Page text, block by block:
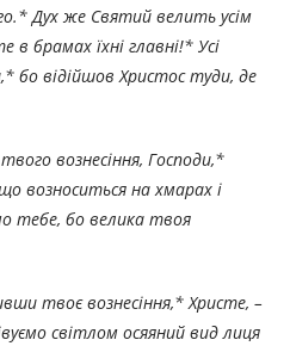
Дух же Святий велить усім
в брамах їхні главні!* Усі
бо відійшов Христос туди, де
вознесіння, Господи,*
возноситься на хмарах і
тебе, бо велика твоя
твоє вознесіння,* Христе, –
світлом осяяний вид лиця